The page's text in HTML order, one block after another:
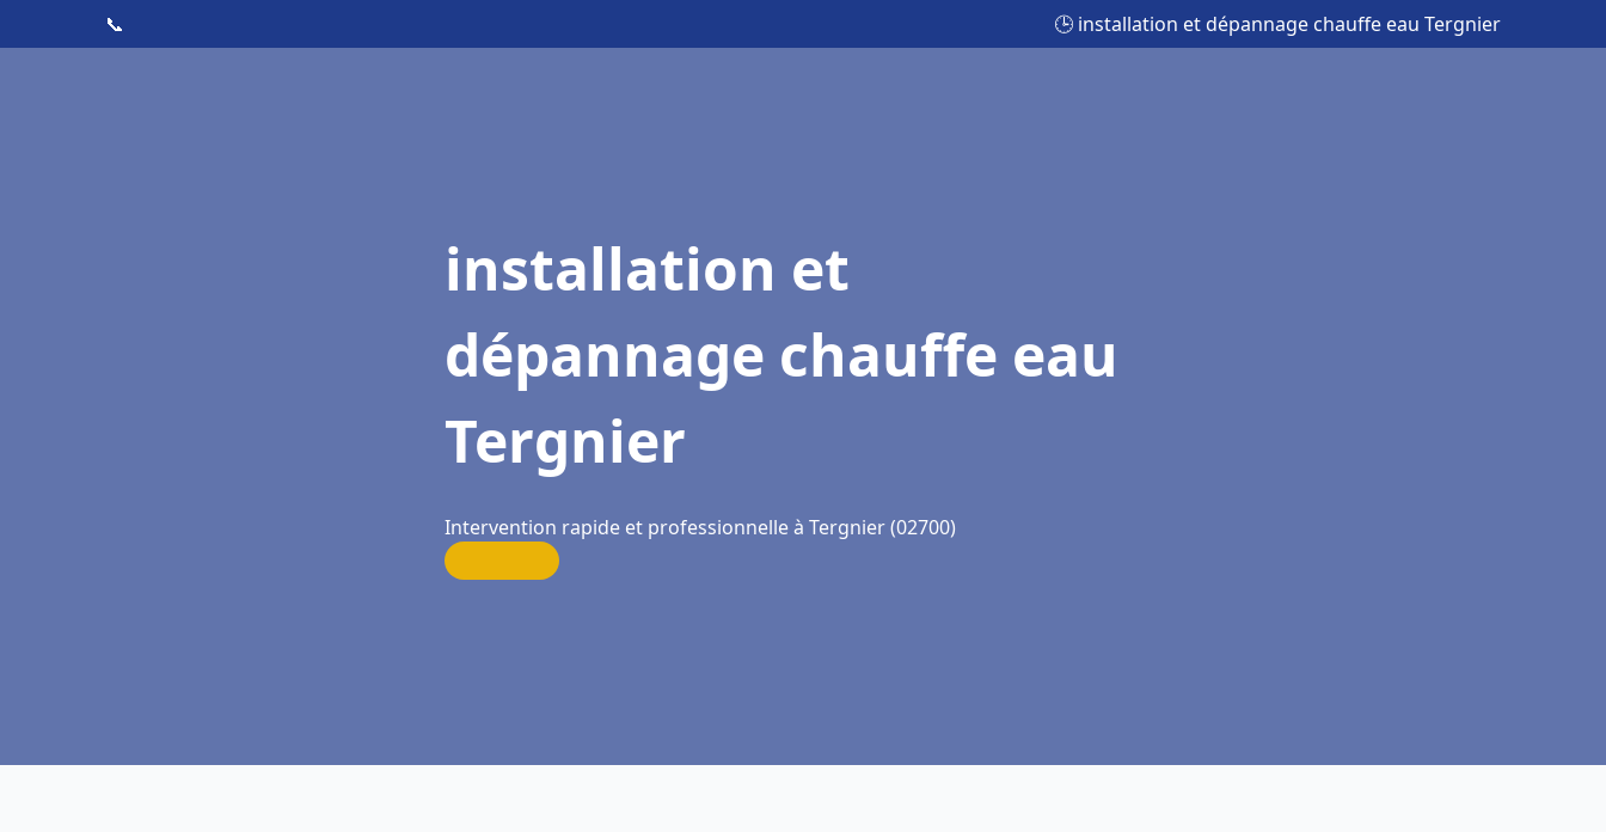
📞 🕒 installation et dépannage chauffe eau Tergnier
installation et
dépannage chauffe eau
Tergnier
Intervention rapide et professionnelle à Tergnier (02700)